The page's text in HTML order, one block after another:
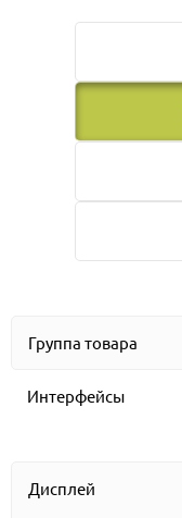
Группа товара
Интерфейсы
Дисплей